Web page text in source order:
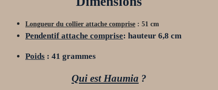
Longueur du collier attache comprise : 51 cm
Pendentif attache comprise: hauteur 6,8 cm
Poids : 41 grammes
Qui estHaumia ?